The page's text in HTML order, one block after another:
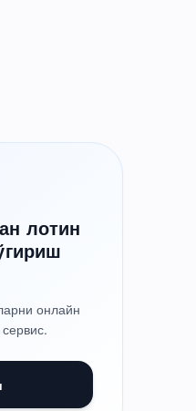
лотин
онлайн